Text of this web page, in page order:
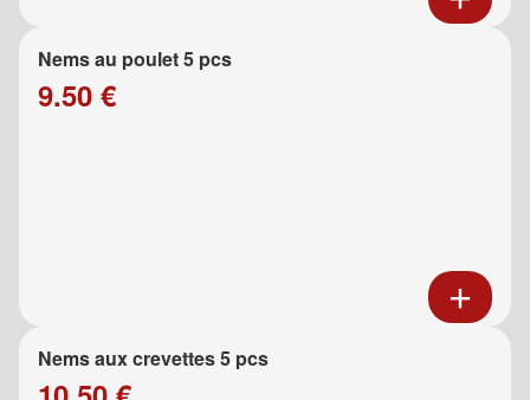
Nems au poulet 5 pcs
9.50 €
Nems aux crevettes 5 pcs